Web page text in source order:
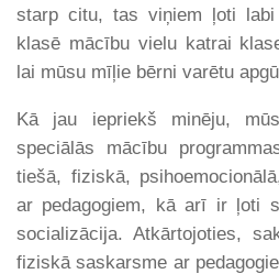
starp citu, tas viņiem ļoti labi
klasē mācību vielu katrai
lai mūsu mīļie bērni varētu
Kā jau iepriekš minēju,
speciālās mācību
tiešā, fiziskā,
ar pedagogiem, kā arī ir ļoti
socializācija. Atkārtojoties,
fiziskā saskarsme ar